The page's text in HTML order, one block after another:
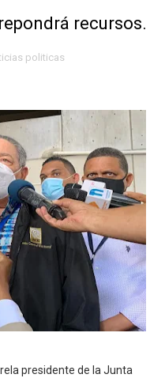
recursos.
politicas
presidente de la Junta